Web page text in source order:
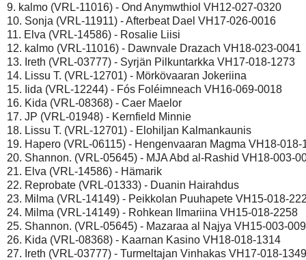
9. kalmo (VRL-11016) - Ond Anymwthiol VH12-027-0320
10. Sonja (VRL-11911) - Afterbeat Dael VH17-026-0016
11. Elva (VRL-14586) - Rosalie Liisi
12. kalmo (VRL-11016) - Dawnvale Drazach VH18-023-0041
13. Ireth (VRL-03777) - Syrjän Pilkuntarkka VH17-018-1273
14. Lissu T. (VRL-12701) - Mörkövaaran Jokeriina
15. Iida (VRL-12244) - Fós Foléimneach VH16-069-0018
16. Kida (VRL-08368) - Caer Maelor
17. JP (VRL-01948) - Kernfield Minnie
18. Lissu T. (VRL-12701) - Elohiljan Kalmankaunis
19. Hapero (VRL-06115) - Hengenvaaran Magma VH18-018-
20. Shannon. (VRL-05645) - MJA Abd al-Rashid VH18-003-
21. Elva (VRL-14586) - Hämarik
22. Reprobate (VRL-01333) - Duanin Hairahdus
23. Milma (VRL-14149) - Peikkolan Puuhapete VH15-018-
24. Milma (VRL-14149) - Rohkean Ilmariina VH15-018-2258
25. Shannon. (VRL-05645) - Mazaraa al Najya VH15-003-
26. Kida (VRL-08368) - Kaarnan Kasino VH18-018-1314
27. Ireth (VRL-03777) - Turmeltajan Vinhakas VH17-018-1349